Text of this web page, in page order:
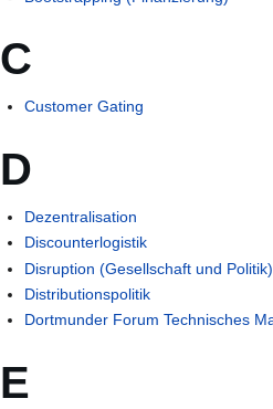
C
Customer Gating
D
Dezentralisation
Discounterlogistik
Disruption (Gesellschaft und Politik)
Distributionspolitik
Dortmunder Forum Technisches
E